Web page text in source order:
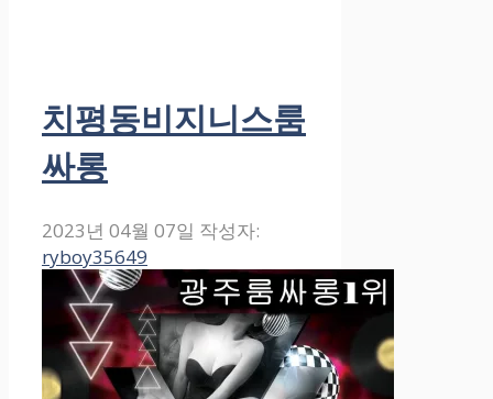
치평동비지니스룸
싸롱
2023년 04월 07일 작성자:
ryboy35649